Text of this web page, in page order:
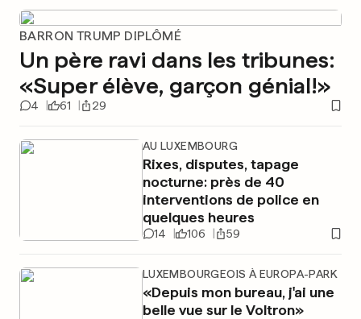
BARRON TRUMP DIPLÔMÉ
Un père ravi dans les tribunes:
«Super élève, garçon génial!»
4 61 29
AU LUXEMBOURG
Rixes, disputes, tapage
nocturne: près de 40
interventions de police en
quelques heures
14 106 59
LUXEMBOURGEOIS À EUROPA-PARK
«Depuis mon bureau, j'ai une
belle vue sur le Voltron»